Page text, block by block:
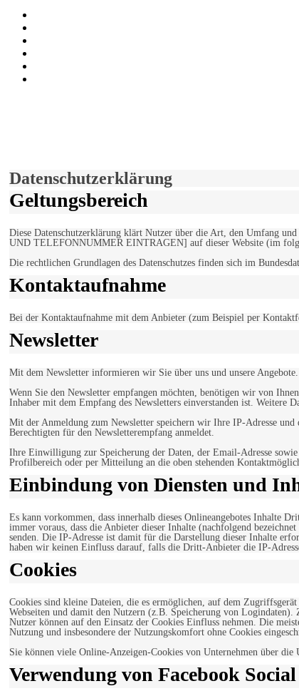
Datenschutzerklärung
Geltungsbereich
Diese Datenschutzerklärung klärt Nutzer über die Art, den Umfang
UND TELEFONNUMMER EINTRAGEN] auf dieser Website (im
Die rechtlichen Grundlagen des Datenschutzes finden sich im
Kontaktaufnahme
Bei der Kontaktaufnahme mit dem Anbieter (zum Beispiel per
Newsletter
Mit dem Newsletter informieren wir Sie über uns und unsere Angebote.
Wenn Sie den Newsletter empfangen möchten, benötigen wir von
Inhaber mit dem Empfang des Newsletters einverstanden ist. Weitere
Mit der Anmeldung zum Newsletter speichern wir Ihre IP-Adresse und
Berechtigten für den Newsletterempfang anmeldet.
Ihre Einwilligung zur Speicherung der Daten, der Email-Adresse
Profilbereich oder per Mitteilung an die oben stehenden
Einbindung von Diensten und
Es kann vorkommen, dass innerhalb dieses Onlineangebotes Inhalte
immer voraus, dass die Anbieter dieser Inhalte (nachfolgend
senden. Die IP-Adresse ist damit für die Darstellung dieser Inhalte
haben wir keinen Einfluss darauf, falls die Dritt-Anbieter die IP-
Cookies
Cookies sind kleine Dateien, die es ermöglichen, auf dem
Webseiten und damit den Nutzern (z.B. Speicherung von Logindaten).
Nutzer können auf den Einsatz der Cookies Einfluss nehmen. Die
Nutzung und insbesondere der Nutzungskomfort ohne Cookies
Sie können viele Online-Anzeigen-Cookies von Unternehmen über die
Verwendung von Facebook